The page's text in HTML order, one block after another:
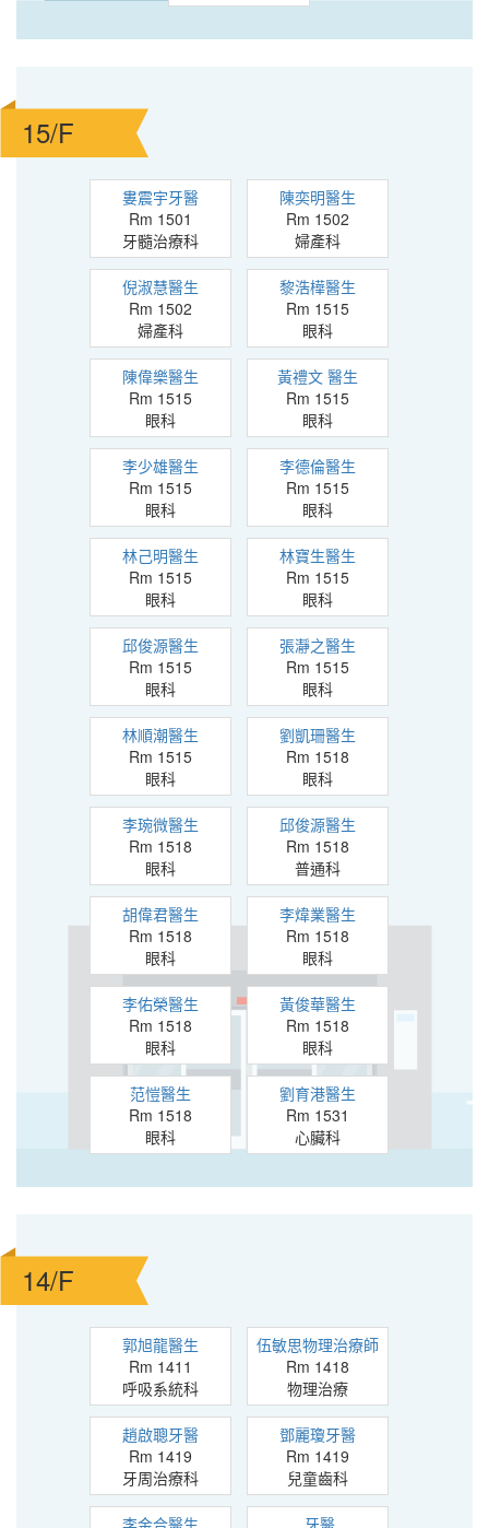
15/F
婁震宇牙醫
Rm 1501
牙髓治療科
陳奕明醫生
Rm 1502
婦產科
倪淑慧醫生
Rm 1502
婦產科
黎浩樺醫生
Rm 1515
眼科
陳偉樂醫生
Rm 1515
眼科
黃禮文 醫生
Rm 1515
眼科
李少雄醫生
Rm 1515
眼科
李德倫醫生
Rm 1515
眼科
林己明醫生
Rm 1515
眼科
林寶生醫生
Rm 1515
眼科
邱俊源醫生
Rm 1515
眼科
張瀞之醫生
Rm 1515
眼科
林順潮醫生
Rm 1515
眼科
劉凱珊醫生
Rm 1518
眼科
李琬微醫生
Rm 1518
眼科
邱俊源醫生
Rm 1518
普通科
胡偉君醫生
Rm 1518
眼科
李煒業醫生
Rm 1518
眼科
李佑榮醫生
Rm 1518
眼科
黃俊華醫生
Rm 1518
眼科
范愷醫生
Rm 1518
眼科
劉育港醫生
Rm 1531
心臟科
14/F
郭旭龍醫生
Rm 1411
呼吸系統科
伍敏思物理治療師
Rm 1418
物理治療
趙啟聰牙醫
Rm 1419
牙周治療科
鄧麗瓊牙醫
Rm 1419
兒童齒科